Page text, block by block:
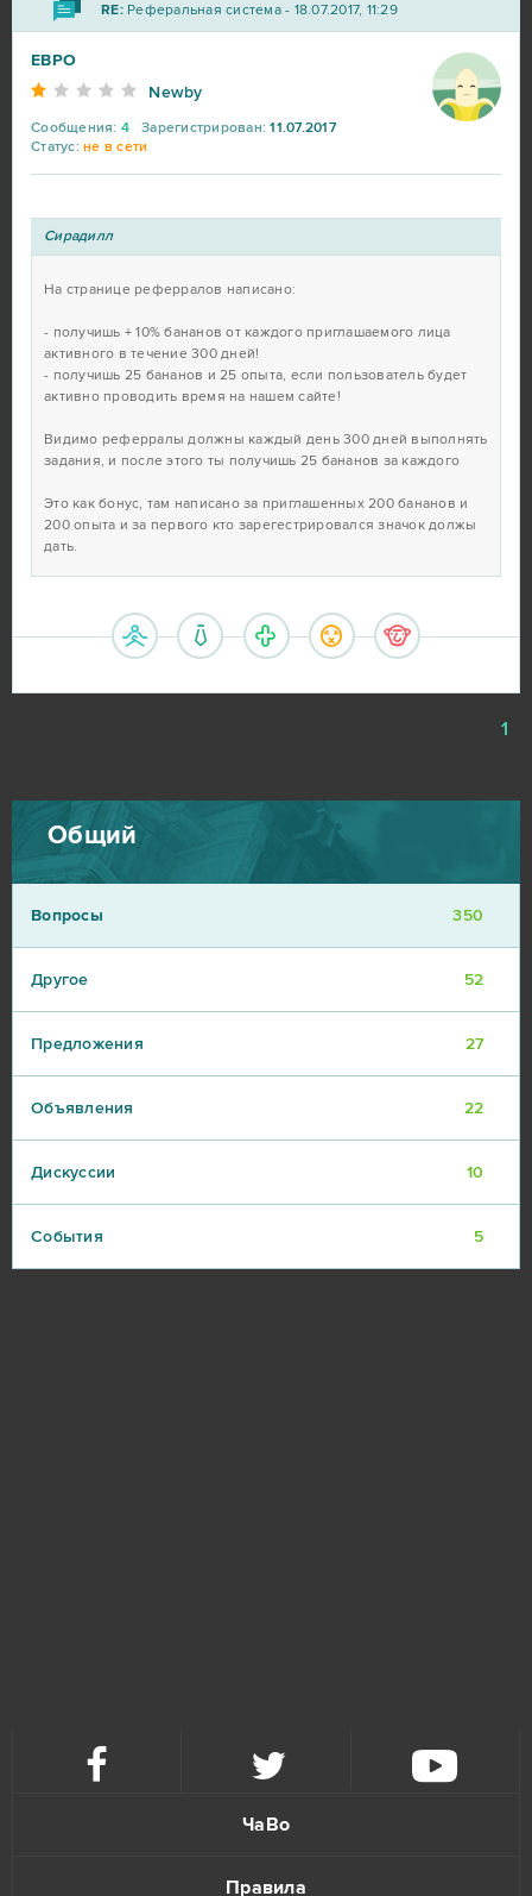
RE:Реферальная система - 18.07.2017, 11:29
EBPO
Newby
Сообщения: 4 Зарегистрирован: 11.07.2017
Статус: не в сети
Сирадилл
На странице реферралов написано:
- получишь + 10% бананов от каждого приглашаемого лица
активного в течение 300 дней!
- получишь 25 бананов и 25 опыта, если пользователь будет
активно проводить время на нашем сайте!
Видимо реферралы должны каждый день 300 дней выполнять
задания, и после этого ты получишь 25 бананов за каждого
Это как бонус, там написано за приглашенных 200 бананов и
200 опыта и за первого кто зарегестрировался значок должы
дать.
1
Общий
Вопросы 350
Другое 52
Предложения 27
Объявления 22
Дискуссии 10
События 5
ЧаВо
Правила